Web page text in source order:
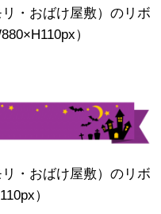
・おばけ屋敷）のリボ
）
・おばけ屋敷）のリボ
）